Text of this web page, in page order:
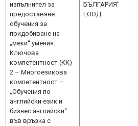
изпълнител за
предоставяне
обучения за
придобиване на
„меки“ умения:
Ключова
компетентност (КК)
2 – Многоезикова
компетентност –
„Обучения по
английски език и
бизнес английски“
във връзка с
БЪЛГАРИЯ"
ЕООД